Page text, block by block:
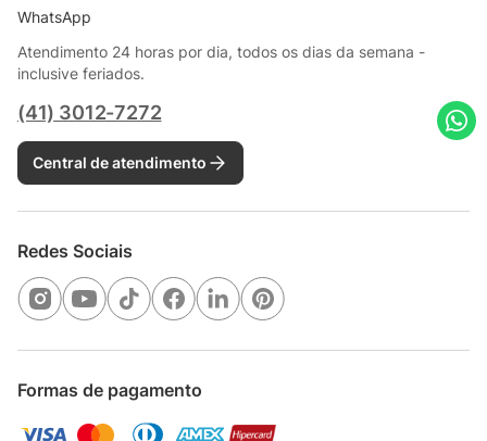
WhatsApp
Atendimento 24 horas por dia, todos os dias da semana -
inclusive feriados.
(41) 3012-7272
Central de atendimento
Redes Sociais
Formas de pagamento